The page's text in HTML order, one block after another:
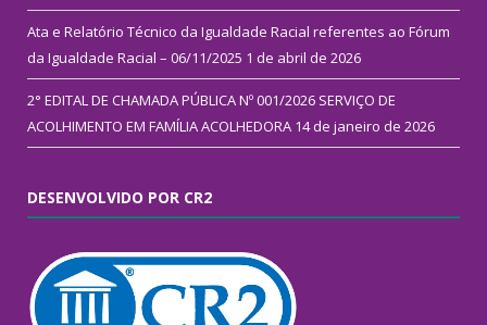
Ata e Relatório Técnico da Igualdade Racial referentes ao Fórum
da Igualdade Racial – 06/11/2025 1 de abril de 2026
2° EDITAL DE CHAMADA PÚBLICA Nº 001/2026 SERVIÇO DE
ACOLHIMENTO EM FAMÍLIA ACOLHEDORA 14 de janeiro de 2026
DESENVOLVIDO POR CR2